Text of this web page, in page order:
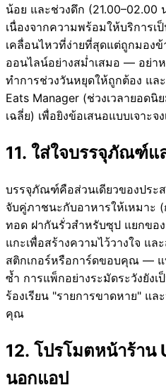
น้อย และช่วงดึก (21.00–02.00
เนื่องจากความพร้อมให้บริการเ
เคลื่อนไหวที่ง่ายที่สุดแต่ถูกมอง
ออนไลน์อย่างสม่ำเสมอ — อย่า
ทำการช่วงวันหยุดให้ถูกต้อง แล
Eats Manager (ช่วงเวลายอด
เฉลี่ย) เพื่อยิงข้อเสนอแบบเจาะจ
11. ใส่ใจบรรจุภัณฑ์แ
บรรจุภัณฑ์คือส่วนเดียวของประ
จับคู่ภาชนะกับอาหารให้เหมาะ
ทอด ฝากันรั่วสำหรับซุป แยกขอ
แกะเพื่อสร้างความไว้วางใจ แล
สติกเกอร์หรือการ์ดขอบคุณ — แ
ซ้ำ การแพ็กอย่างระมัดระวังยัง
ร้องเรียน "รายการขาดหาย" แล
คุณ
12. โปรโมตหน้าร้า
นอกแอป